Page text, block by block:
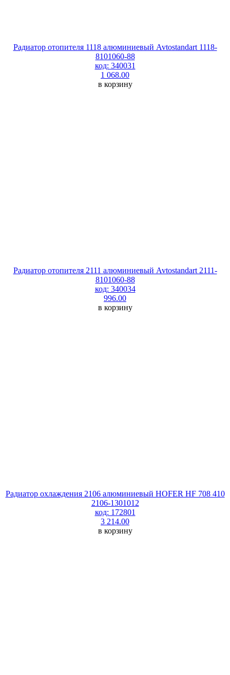
Радиатор отопителя 1118 алюминиевый Avtostandart 1118-
8101060-88
код: 340031
1 068.00
в корзину
Радиатор отопителя 2111 алюминиевый Avtostandart 2111-
8101060-88
код: 340034
996.00
в корзину
Радиатор охлаждения 2106 алюминиевый HOFER HF 708 410
2106-1301012
код: 172801
3 214.00
в корзину